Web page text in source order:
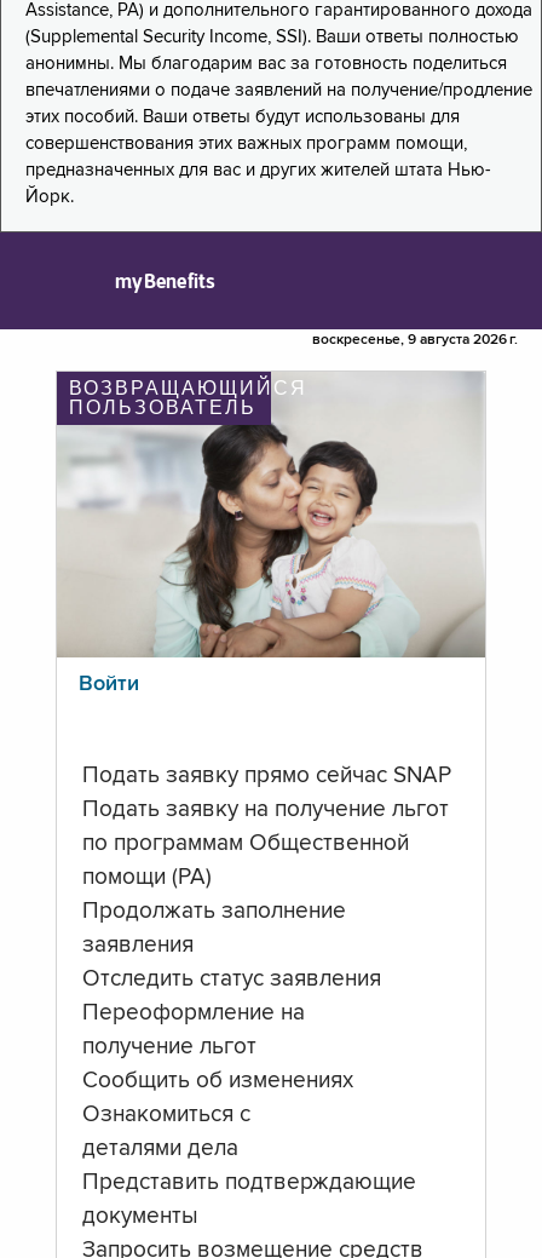
Assistance, PA) и дополнительного гарантированного дохода
(Supplemental Security Income, SSI). Ваши ответы полностью
анонимны. Мы благодарим вас за готовность поделиться
впечатлениями о подаче заявлений на получение/продление
этих пособий. Ваши ответы будут использованы для
совершенствования этих важных программ помощи,
предназначенных для вас и других жителей штата Нью-
Йорк.
myBenefits
воскресенье, 9 августа 2026 г.
ВОЗВРАЩАЮЩИЙСЯ
ПОЛЬЗОВАТЕЛЬ
Войти
Подать заявку прямо сейчас SNAP
Подать заявку на получение льгот
по программам Общественной
помощи (PA)
Продолжать заполнение
заявления
Отследить статус заявления
Переоформление на
получение льгот
Сообщить об изменениях
Ознакомиться с
деталями дела
Представить подтверждающие
документы
Запросить возмещение средств